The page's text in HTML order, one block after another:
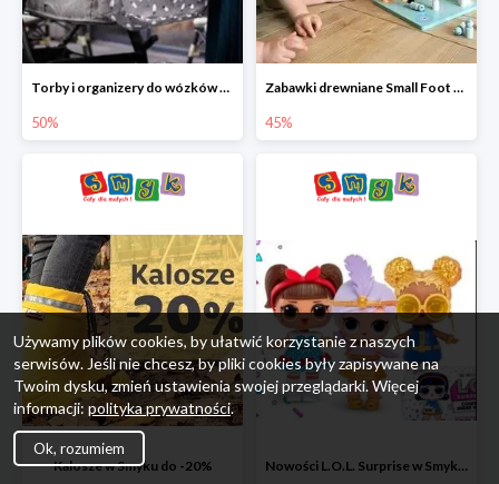
Torby i organizery do wózków w Smyku do -50%
50%
Zabawki drewniane Small Foot do -45%
45%
Kalosze w Smyku do -20% Nowości L.O.L. Surprise w Smyku do -45%
Używamy plików cookies, by ułatwić korzystanie z naszych
serwisów. Jeśli nie chcesz, by pliki cookies były zapisywane na
Twoim dysku, zmień ustawienia swojej przeglądarki. Więcej
informacji: polityka prywatności.
Ok, rozumiem